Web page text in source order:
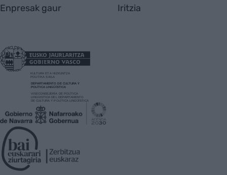
Enpresak gaur Iritzia